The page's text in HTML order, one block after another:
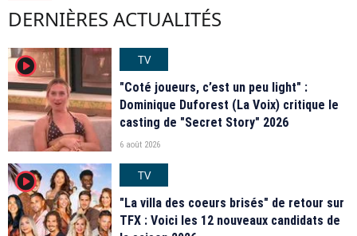
DERNIÈRES ACTUALITÉS
player2
TV
"Coté joueurs, c’est un peu light" :
Dominique Duforest (La Voix) critique le
casting de "Secret Story" 2026
6 août 2026
player2
TV
"La villa des coeurs brisés" de retour sur
TFX : Voici les 12 nouveaux candidats de